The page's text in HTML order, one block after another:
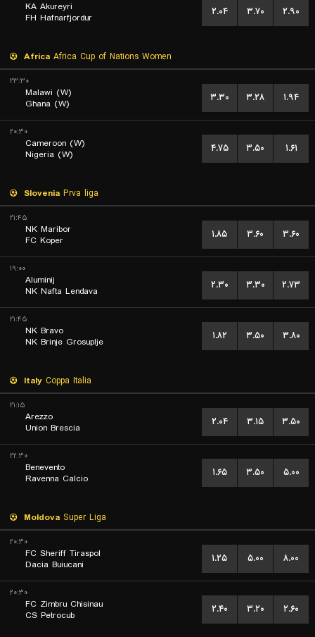
KA Akureyri
FH Hafnarfjordur
۲.۰۴ ۳.۷۰ ۲.۹۰
Africa Africa Cup of Nations Women
۲۳:۳۰
Malawi (W)
Ghana (W)
۳.۳۰ ۳.۲۸ ۱.۹۴
۲۰:۳۰
Cameroon (W)
Nigeria (W)
۴.۷۵ ۳.۵۰ ۱.۶۱
Slovenia Prva liga
۲۱:۴۵
NK Maribor
FC Koper
۱.۸۵ ۳.۶۰ ۳.۶۰
۱۹:۰۰
Aluminij
NK Nafta Lendava
۲.۳۰ ۳.۳۰ ۲.۷۳
۲۱:۴۵
NK Bravo
NK Brinje Grosuplje
۱.۸۲ ۳.۵۰ ۳.۸۰
Italy Coppa Italia
۲۱:۱۵
Arezzo
Union Brescia
۲.۰۴ ۳.۱۵ ۳.۵۰
۲۲:۳۰
Benevento
Ravenna Calcio
۱.۶۵ ۳.۵۰ ۵.۰۰
Moldova Super Liga
۲۰:۳۰
FC Sheriff Tiraspol
Dacia Buiucani
۱.۲۵ ۵.۰۰ ۸.۰۰
۲۰:۳۰
FC Zimbru Chisinau
CS Petrocub
۲.۴۰ ۳.۲۰ ۲.۶۰